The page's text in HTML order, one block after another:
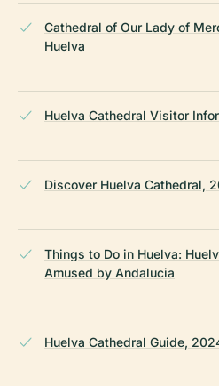
Cathedral of Our Lady of
Huelva
Huelva Cathedral Visitor
Discover Huelva Cathedral,
Things to Do in Huelva:
Amused by Andalucia
Huelva Cathedral Guide,